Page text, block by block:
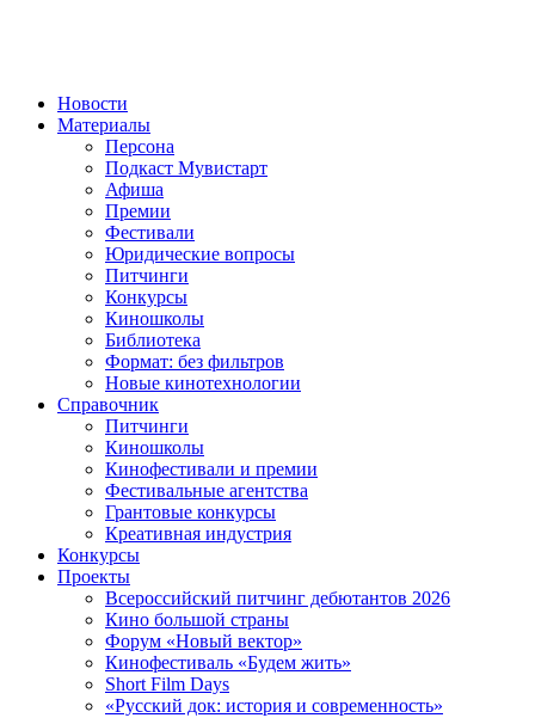
Новости
Материалы
Персона
Подкаст Мувистарт
Афиша
Премии
Фестивали
Юридические вопросы
Питчинги
Конкурсы
Киношколы
Библиотека
Формат: без фильтров
Новые кинотехнологии
Справочник
Питчинги
Киношколы
Кинофестивали и премии
Фестивальные агентства
Грантовые конкурсы
Креативная индустрия
Конкурсы
Проекты
Всероссийский питчинг дебютантов 2026
Кино большой страны
Форум «Новый вектор»
Кинофестиваль «Будем жить»
Short Film Days
«Русский док: история и современность»